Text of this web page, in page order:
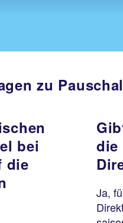
zu
bei
die
die
Ja,